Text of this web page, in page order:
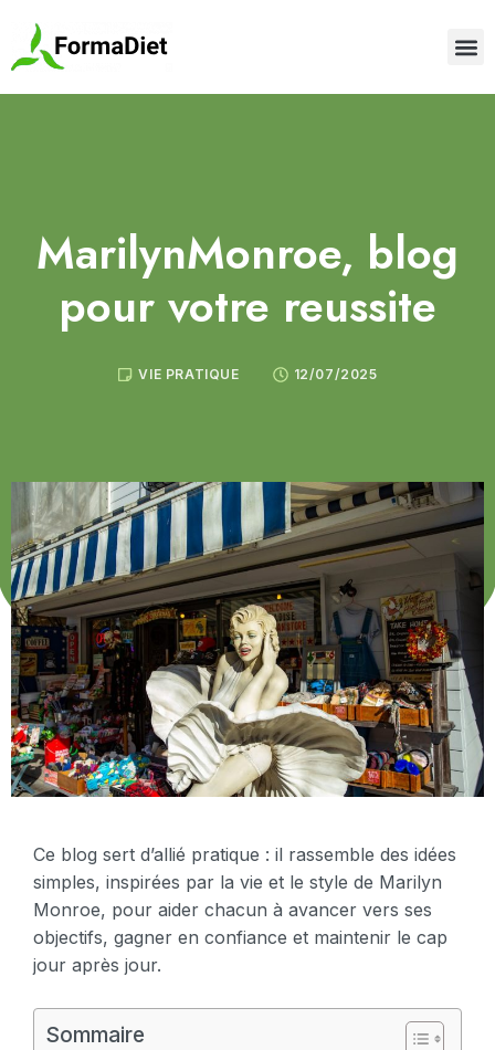
MarilynMonroe, blog
pour votre reussite
VIE PRATIQUE 12/07/2025
Ce blog sert d’allié pratique : il rassemble des idées
simples, inspirées par la vie et le style de Marilyn
Monroe, pour aider chacun à avancer vers ses
objectifs, gagner en confiance et maintenir le cap
jour après jour.
Sommaire